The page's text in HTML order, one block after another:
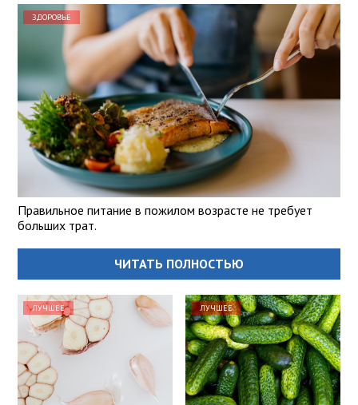
ЗДОРОВЬЕ
Правильное питание в пожилом возрасте не требует
больших трат.
ЧИТАТЬ ПОЛНОСТЬЮ
ЛУЧШЕЕ ЛУЧШЕЕ